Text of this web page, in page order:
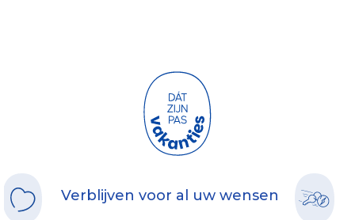
Verblijven voor al uw wensen